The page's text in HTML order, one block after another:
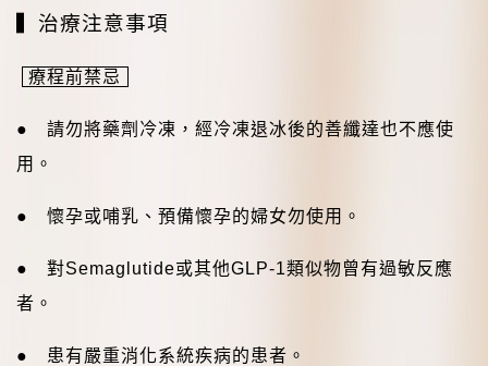
治療注意事項
療程前禁忌
● 請勿將藥劑冷凍，經冷凍退冰後的善纖達也不應使
用。
● 懷孕或哺乳、預備懷孕的婦女勿使用。
● 對Semaglutide或其他GLP-1類似物曾有過敏反應
者。
● 患有嚴重消化系統疾病的患者。